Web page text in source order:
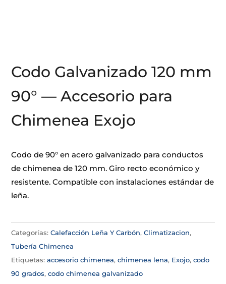
Codo Galvanizado 120 mm
90° — Accesorio para
Chimenea Exojo
Codo de 90° en acero galvanizado para conductos
de chimenea de 120 mm. Giro recto económico y
resistente. Compatible con instalaciones estándar de
leña.
Categorías:Calefacción Leña Y Carbón,Climatizacion,
Tubería Chimenea
Etiquetas:accesorio chimenea,chimenea lena, Exojo,codo
90 grados,codo chimenea galvanizado